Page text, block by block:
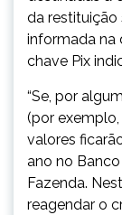
da restituição
informada na
chave Pix
“Se, por
(por
valores
ano no
Fazenda.
reagendar o